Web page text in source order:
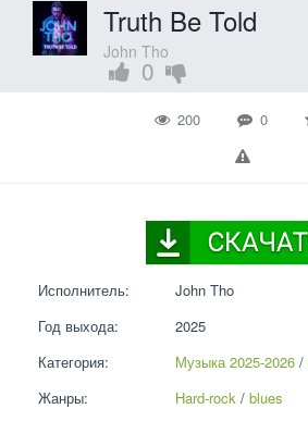
Truth Be Told
John Tho
0
200 0
Исполнитель:
John Tho
Год выхода:
2025
Категория:
Музыка 2025-2026 /
Жанры:
Hard-rock / blues